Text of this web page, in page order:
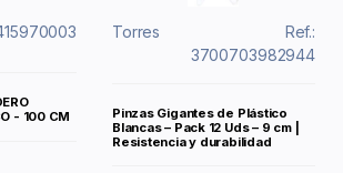
- 100 CM
Torres
Ref.:
3700703982944
Pinzas Gigantes de Plástico
Blancas – Pack 12 Uds – 9 cm |
Resistencia y durabilidad